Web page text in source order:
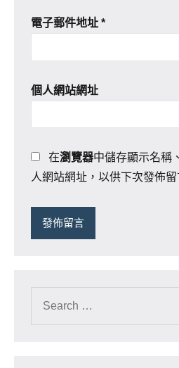
電子郵件地址 *
個人網站網址
在瀏覽器中儲存顯示名稱
人網站網址，以供下次發佈留